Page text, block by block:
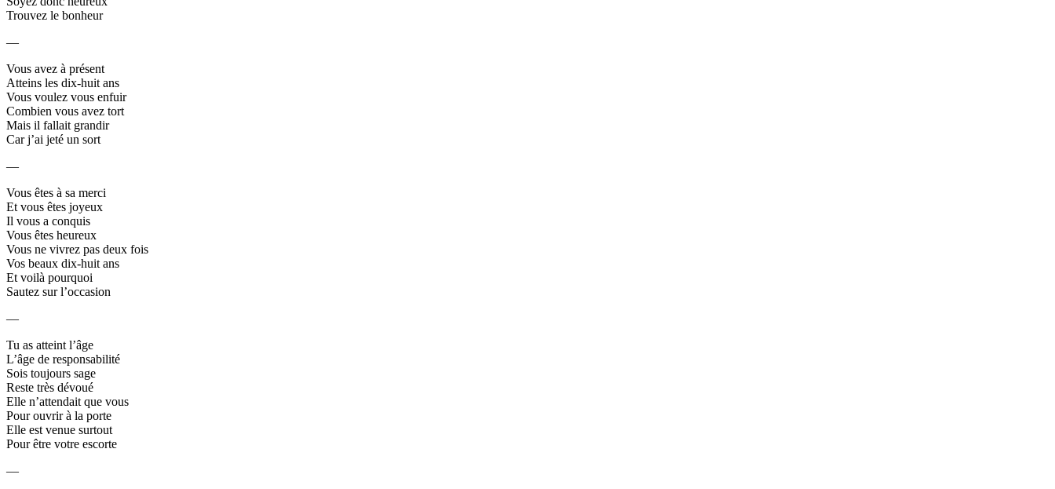
Trouvez le bonheur
—
Vous avez à présent
Atteins les dix-huit ans
Vous voulez vous enfuir
Combien vous avez tort
Mais il fallait grandir
Car j’ai jeté un sort
—
Vous êtes à sa merci
Et vous êtes joyeux
Il vous a conquis
Vous êtes heureux
Vous ne vivrez pas deux fois
Vos beaux dix-huit ans
Et voilà pourquoi
Sautez sur l’occasion
—
Tu as atteint l’âge
L’âge de responsabilité
Sois toujours sage
Reste très dévoué
Elle n’attendait que vous
Pour ouvrir à la porte
Elle est venue surtout
Pour être votre escorte
—